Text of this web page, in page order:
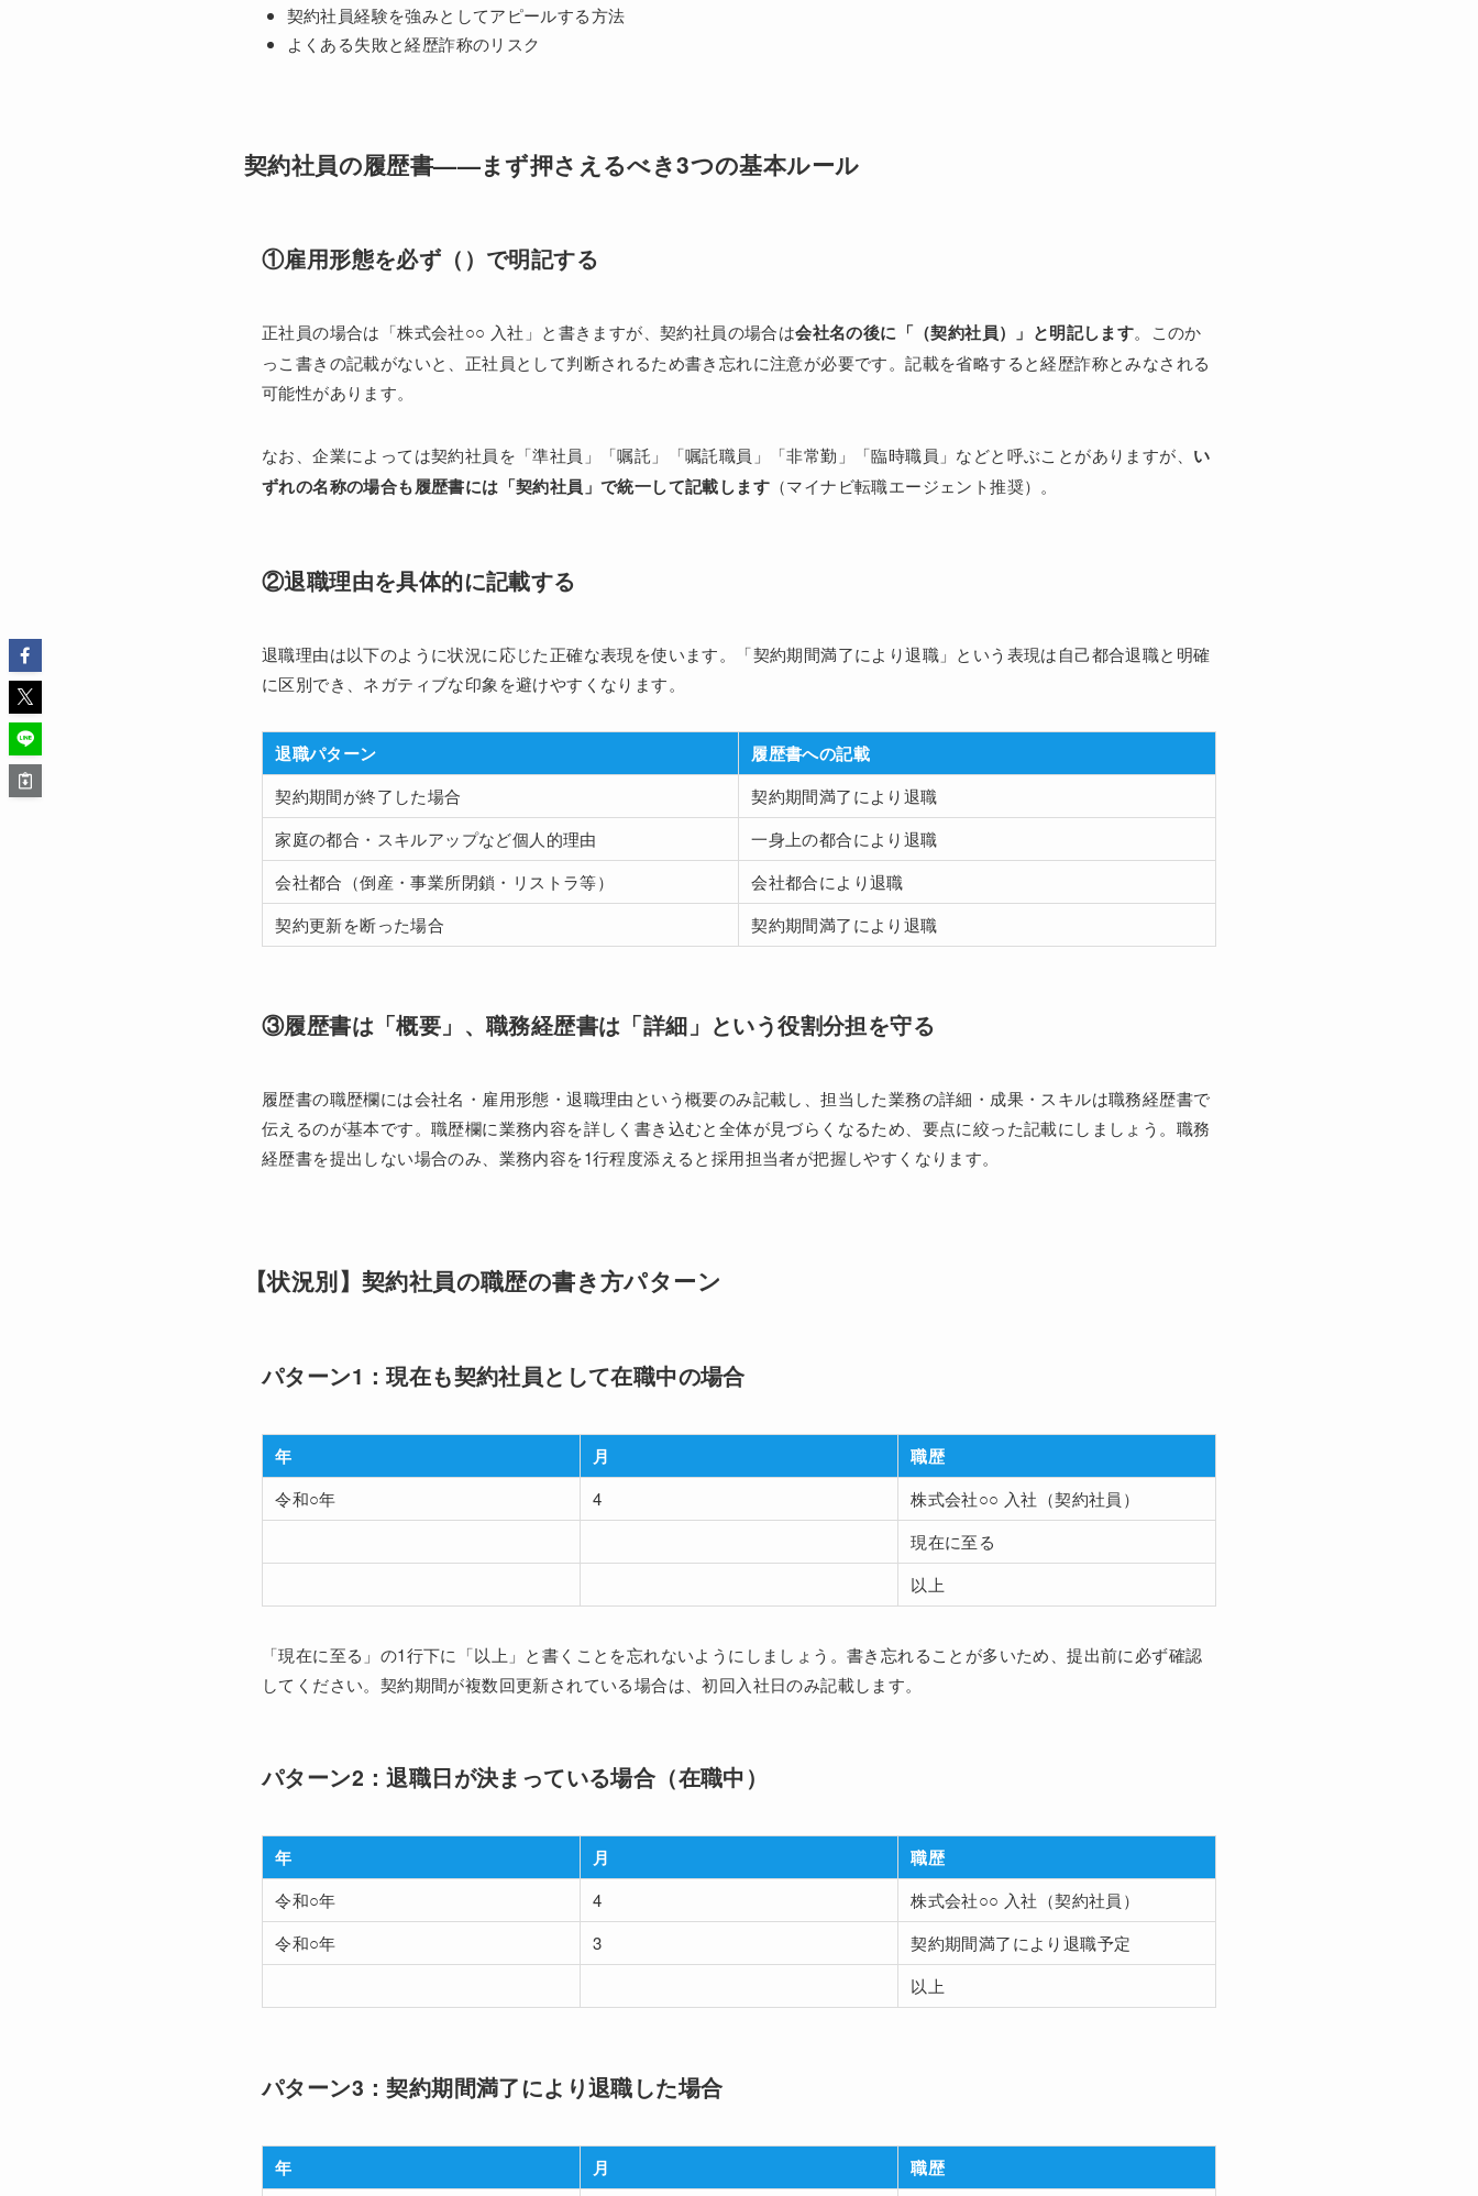
契約社員経験を強みとしてアピールする方法
よくある失敗と経歴詐称のリスク
契約社員の履歴書——まず押さえるべき3つの基本ルール
①雇用形態を必ず（）で明記する
正社員の場合は「株式会社○○ 入社」と書きますが、契約社員の場合は会社名の後に「（契約社員）」と明記します。このか
っこ書きの記載がないと、正社員として判断されるため書き忘れに注意が必要です。記載を省略すると経歴詐称とみなされる
可能性があります。
なお、企業によっては契約社員を「準社員」「嘱託」「嘱託職員」「非常勤」「臨時職員」などと呼ぶことがありますが、 い
ずれの名称の場合も履歴書には「契約社員」で統一して記載します （マイナビ転職エージェント推奨）。
②退職理由を具体的に記載する
退職理由は以下のように状況に応じた正確な表現を使います。「契約期間満了により退職」という表現は自己都合退職と明確
に区別でき、ネガティブな印象を避けやすくなります。
退職パターン 履歴書への記載
契約期間が終了した場合
契約期間満了により退職
家庭の都合・スキルアップなど個人的理由
一身上の都合により退職
会社都合（倒産・事業所閉鎖・リストラ等）
会社都合により退職
契約更新を断った場合
契約期間満了により退職
③履歴書は「概要」、職務経歴書は「詳細」という役割分担を守る
履歴書の職歴欄には会社名・雇用形態・退職理由という概要のみ記載し、担当した業務の詳細・成果・スキルは職務経歴書で
伝えるのが基本です。職歴欄に業務内容を詳しく書き込むと全体が見づらくなるため、要点に絞った記載にしましょう。職務
経歴書を提出しない場合のみ、業務内容を1行程度添えると採用担当者が把握しやすくなります。
【状況別】契約社員の職歴の書き方パターン
パターン1：現在も契約社員として在職中の場合
年 月 職歴
令和○年 4
株式会社○○ 入社（契約社員）
現在に至る
以上
「現在に至る」の1行下に「以上」と書くことを忘れないようにしましょう。書き忘れることが多いため、提出前に必ず確認
してください。契約期間が複数回更新されている場合は、初回入社日のみ記載します。
パターン2：退職日が決まっている場合（在職中）
年 月 職歴
令和○年 4
株式会社○○ 入社（契約社員）
令和○年
3
契約期間満了により退職予定
以上
パターン3：契約期間満了により退職した場合
年 月 職歴